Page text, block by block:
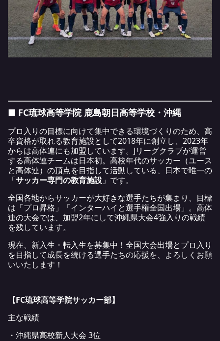
■ FC琉球高等学院 鹿島朝日高等学校・沖縄
プロ入りの目標に向けて集中できる環境づくりのため、高
卒資格が取れる教育施設として2018年に創立し、2023年
からは高体連にも加盟しています。Jリーグクラブが運営
する高体連チームは日本初。高校年代のサッカー（ユース
と高体連）の頂点を目指して活動している、日本で唯一の
「サッカー専門の教育施設 」です。
全国各地からサッカーが大好きな選手たちが集まり、目標
は「プロ昇格」「インターハイと選手権全国出場」。高体
連の大会では、加盟2年にして沖縄県大会4強入りの戦績
を残しています。
現在、新入生・転入生を募集中！全国大会出場とプロ入り
を目指して成長を続ける選手たちの応援を、よろしくお願
いいたします！
【FC琉球高等学院サッカー部】
主な戦績
・沖縄県高校新人大会 3位